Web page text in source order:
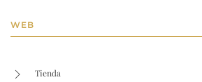
WEB
Tienda